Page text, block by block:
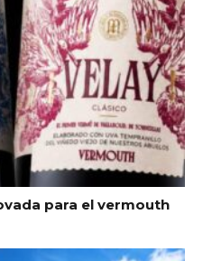
para el vermouth